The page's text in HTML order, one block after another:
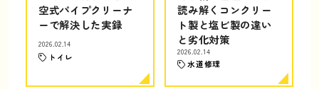
空式パイプクリーナ
ーで解決した実録
2026.02.14
トイレ
読み解くコンクリー
ト製と塩ビ製の違い
と劣化対策
2026.02.14
水道修理